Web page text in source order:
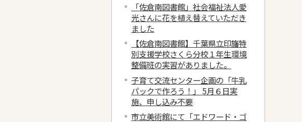
「佐倉南図書館」社会福祉法人愛
光さんに花を植え替えていただき
ました
【佐倉南図書館】千葉県立印旛特
別支援学校さくら分校１年生環境
整備班の実習がありました。
子育て交流センター企画の「牛乳
パックで作ろう！」 5月６日実
施、申し込み不要
市立美術館にて「エドワード・ゴ